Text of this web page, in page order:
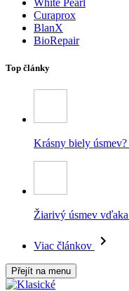
Curaprox
BlanX
BioRepair
Top články
Krásny biely
Žiarivý úsmev
Viac článkov
Přejít na menu